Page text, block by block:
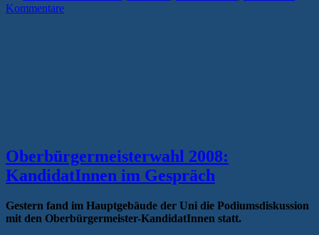
Kommentare
Oberbürgermeisterwahl 2008:
KandidatInnen im Gespräch
Gestern fand im Hauptgebäude der Uni die Podiumsdiskussion
mit den Oberbürgermeister-KandidatInnen statt.